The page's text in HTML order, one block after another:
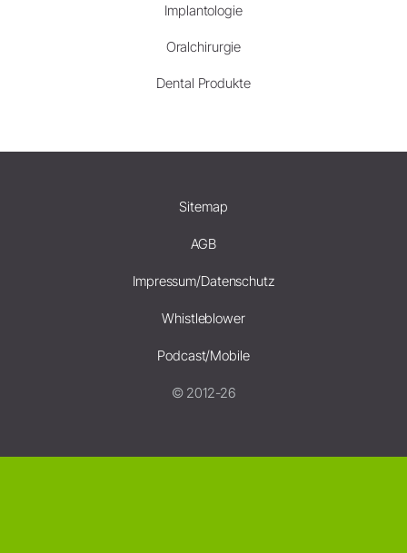
Implantologie
Oralchirurgie
Dental Produkte
Sitemap
AGB
Impressum/Datenschutz
Whistleblower
Podcast/Mobile
© 2012-26